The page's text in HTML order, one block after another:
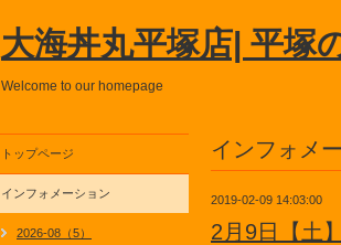
大海丼丸平塚店| 平塚
Welcome to our homepage
インフォメ
2019-02-09 14:03:00
2月9日【土
トップページ
インフォメーション
2026-08（5）